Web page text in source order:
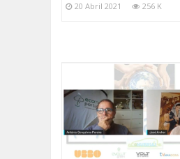
20 Abril 2021 256 K